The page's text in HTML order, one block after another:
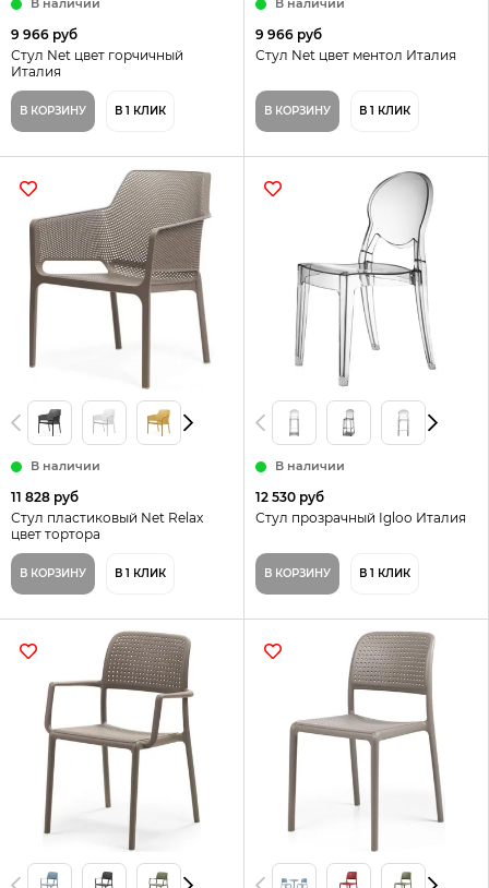
В наличии
9 966 руб
Стул Net цвет горчичный
Италия
В КОРЗИНУ В 1 КЛИК
В наличии
9 966 руб
Стул Net цвет ментол Италия
В КОРЗИНУ В 1 КЛИК
В наличии
11 828 руб
Стул пластиковый Net Relax
цвет тортора
В КОРЗИНУ В 1 КЛИК
В наличии
12 530 руб
Стул прозрачный Igloo Италия
В КОРЗИНУ В 1 КЛИК